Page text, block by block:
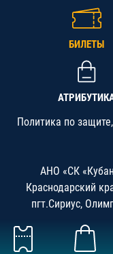
БИЛЕТЫ
Политика по
АНО «СК
Краснодарский
пгт.Сириус,